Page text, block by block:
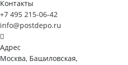
Контакты
+7 495 215-06-42
info@postdepo.ru
Адрес
Москва, Башиловская,